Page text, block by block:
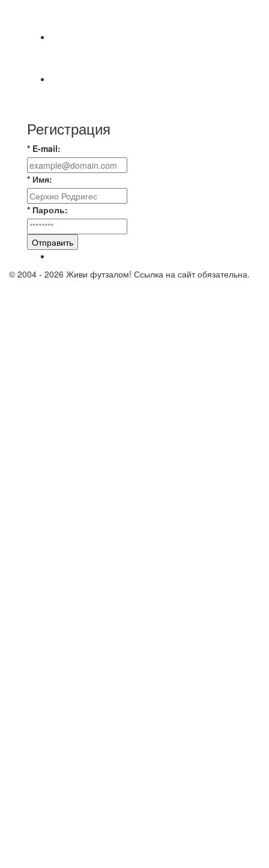
Регистрация
* E-mail:
* Имя:
* Пароль:
Отправить
© 2004 - 2026 Живи футзалом! Ссылка на сайт обязательна.